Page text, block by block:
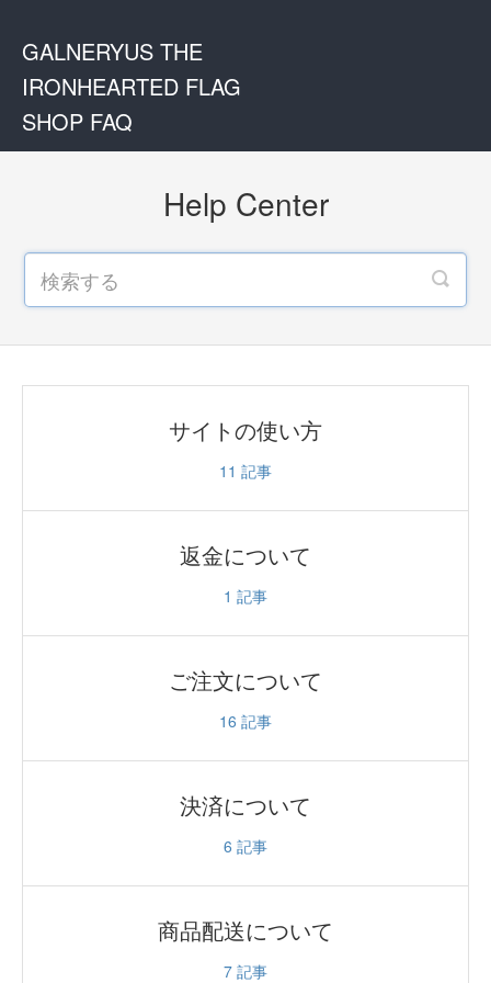
GALNERYUS THE
IRONHEARTED FLAG
SHOP FAQ
Help Center
サイトの使い方
11 記事
返金について
1 記事
ご注文について
16 記事
決済について
6 記事
商品配送について
7 記事